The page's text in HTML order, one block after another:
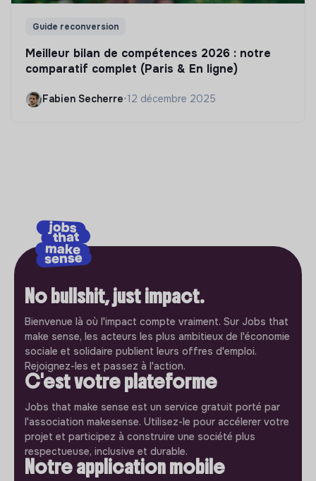
Guide reconversion
Meilleur bilan de compétences 2026 : notre
comparatif complet (Paris & En ligne)
Fabien Secherre•12 décembre 2025
No bullshit, just impact.
Bienvenue là où l'impact compte vraiment. Sur Jobs that
make sense, les acteurs les plus ambitieux de l'économie
sociale et solidaire publient leurs offres d'emploi.
Rejoignez-les et passez à l'action.
C'est votre plateforme
Jobs that make sense est un service gratuit porté par
l'association makesense. Utilisez-le pour accélerer votre
projet et participez à construire une société plus
respectueuse, inclusive et durable.
Notre application mobile